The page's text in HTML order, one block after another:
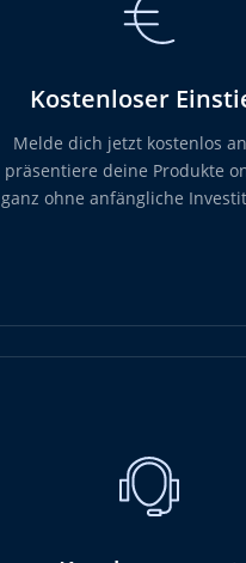
Kostenloser
Melde dich jetzt kostenlos
präsentiere deine Produkte
ganz ohne anfängliche